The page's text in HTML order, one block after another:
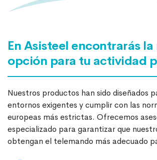
En Asisteel encontrarás la
opción para tu actividad
Nuestros productos han sido diseñados
entornos exigentes y cumplir con las
europeas más estrictas. Ofrecemos
especializado para garantizar que
obtengan el telemando más adecuado